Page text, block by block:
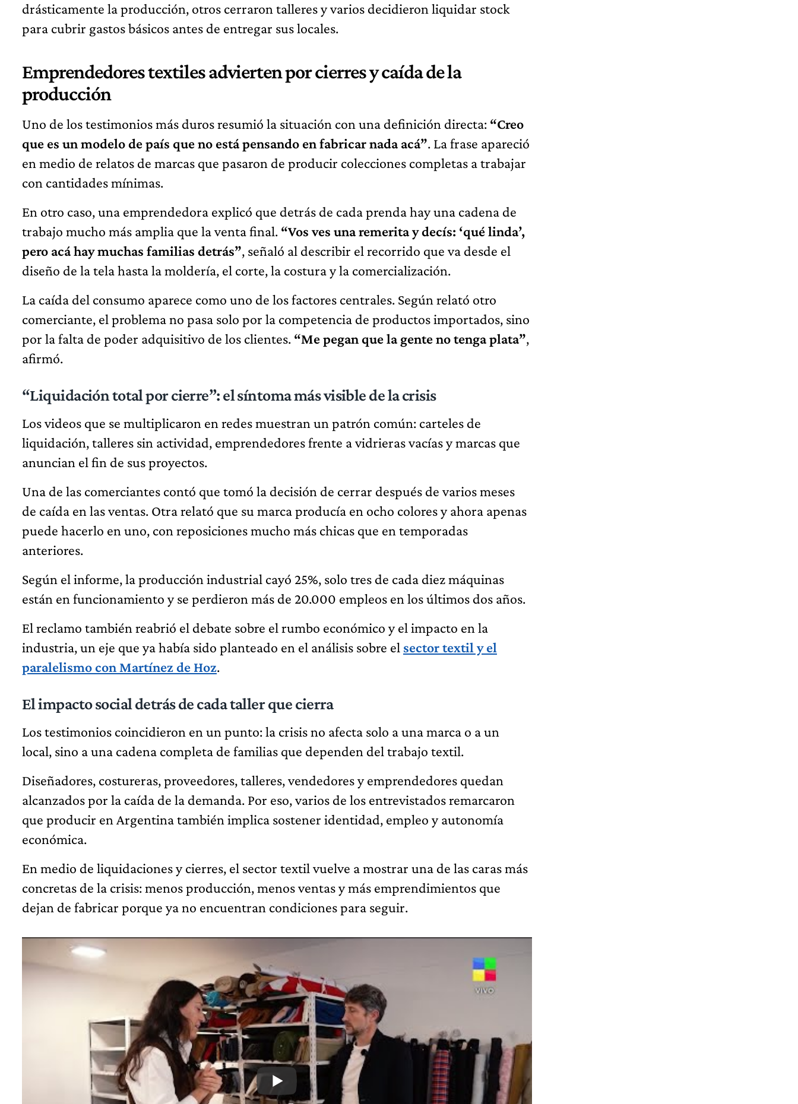
drásticamente la producción, otros cerraron talleres y varios decidieron liquidar stock
para cubrir gastos básicos antes de entregar sus locales.
Emprendedores textiles advierten por cierres y caída de la
producción
Uno de los testimonios más duros resumió la situación con una definición directa: “Creo
que es un modelo de país que no está pensando en fabricar nada acá”. La frase apareció
en medio de relatos de marcas que pasaron de producir colecciones completas a trabajar
con cantidades mínimas.
En otro caso, una emprendedora explicó que detrás de cada prenda hay una cadena de
trabajo mucho más amplia que la venta final. “Vos ves una remerita y decís: ‘qué linda’,
pero acá hay muchas familias detrás”, señaló al describir el recorrido que va desde el
diseño de la tela hasta la moldería, el corte, la costura y la comercialización.
La caída del consumo aparece como uno de los factores centrales. Según relató otro
comerciante, el problema no pasa solo por la competencia de productos importados, sino
por la falta de poder adquisitivo de los clientes. “Me pegan que la gente no tenga plata”,
afirmó.
“Liquidación total por cierre”: el síntoma más visible de la crisis
Los videos que se multiplicaron en redes muestran un patrón común: carteles de
liquidación, talleres sin actividad, emprendedores frente a vidrieras vacías y marcas que
anuncian el fin de sus proyectos.
Una de las comerciantes contó que tomó la decisión de cerrar después de varios meses
de caída en las ventas. Otra relató que su marca producía en ocho colores y ahora apenas
puede hacerlo en uno, con reposiciones mucho más chicas que en temporadas
anteriores.
Según el informe, la producción industrial cayó 25%, solo tres de cada diez máquinas
están en funcionamiento y se perdieron más de 20.000 empleos en los últimos dos años.
El reclamo también reabrió el debate sobre el rumbo económico y el impacto en la
industria, un eje que ya había sido planteado en el análisis sobre el sector textil y el
paralelismo con Martínez de Hoz.
El impacto social detrás de cada taller que cierra
Los testimonios coincidieron en un punto: la crisis no afecta solo a una marca o a un
local, sino a una cadena completa de familias que dependen del trabajo textil.
Diseñadores, costureras, proveedores, talleres, vendedores y emprendedores quedan
alcanzados por la caída de la demanda. Por eso, varios de los entrevistados remarcaron
que producir en Argentina también implica sostener identidad, empleo y autonomía
económica.
En medio de liquidaciones y cierres, el sector textil vuelve a mostrar una de las caras más
concretas de la crisis: menos producción, menos ventas y más emprendimientos que
dejan de fabricar porque ya no encuentran condiciones para seguir.